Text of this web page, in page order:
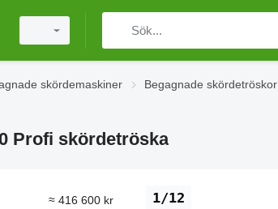
skördemaskiner Begagnade skördetröskor
Profi skördetröska
1/12
≈ 416 600 kr